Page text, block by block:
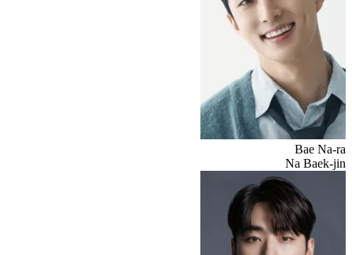
Bae Na-ra
Na Baek-jin